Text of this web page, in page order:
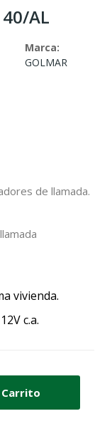
AL
Marca:
GOLMAR
de llamada.
vivienda.
c.a.
Carrito